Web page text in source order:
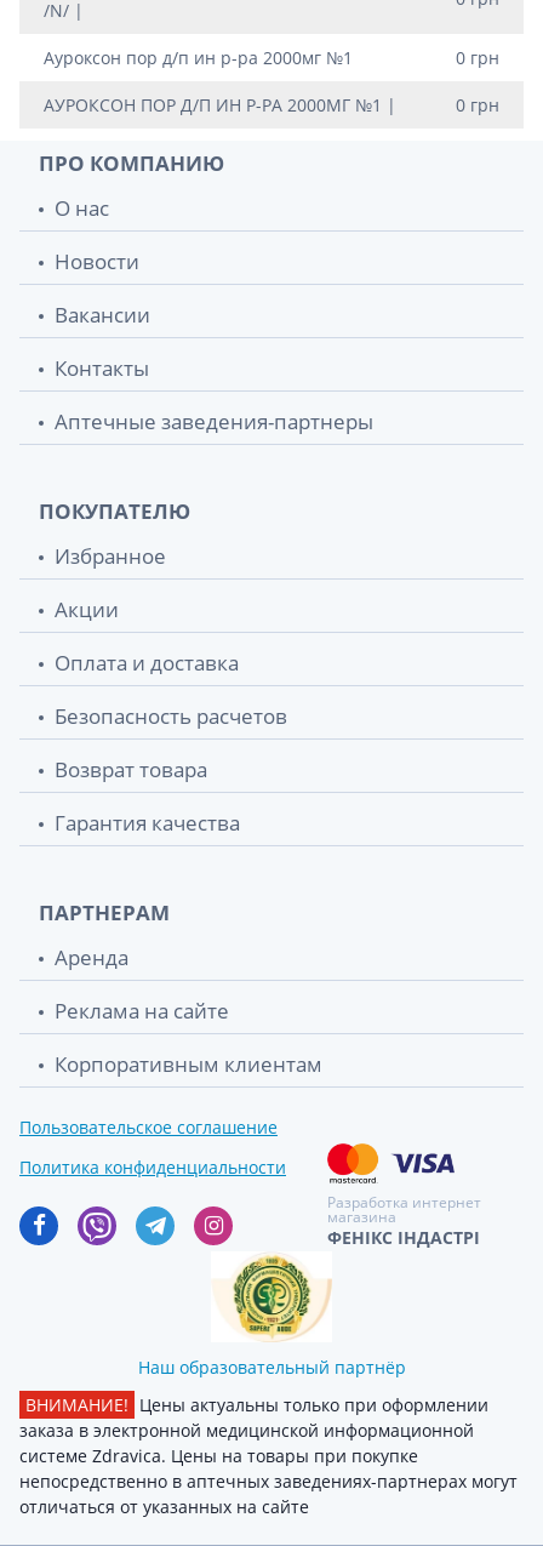
/N/ |
Ауроксон пор д/п ин р-ра 2000мг №1 0 грн
АУРОКСОН ПОР Д/П ИН Р-РА 2000МГ №1 | 0 грн
ПРО КОМПАНИЮ
О нас
Новости
Вакансии
Контакты
Аптечные заведения-партнеры
ПОКУПАТЕЛЮ
Избранное
Акции
Оплата и доставка
Безопасность расчетов
Возврат товара
Гарантия качества
ПАРТНЕРАМ
Аренда
Реклама на сайте
Корпоративным клиентам
Пользовательское соглашение
Политика конфиденциальности
Разработка интернет
магазина
ФЕНІКС ІНДАСТРІ
Наш образовательный партнёр
ВНИМАНИЕ! Цены актуальны только при оформлении
заказа в электронной медицинской информационной
системе Zdravica. Цены на товары при покупке
непосредственно в аптечных заведениях-партнерах могут
отличаться от указанных на сайте